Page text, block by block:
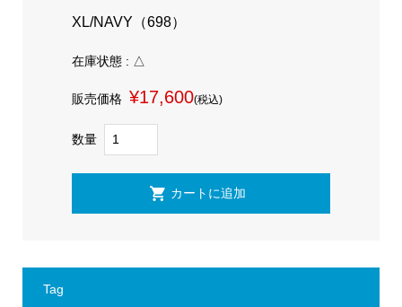
XL/NAVY（698）
在庫状態 : △
販売価格 ¥17,600(税込)
数量
Tag